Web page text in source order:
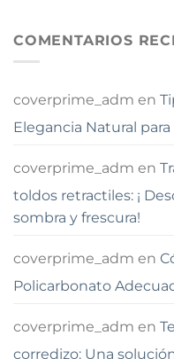
COMENTARIOS
coverprime_adm en
Elegancia Natural
coverprime_adm en
toldos retractiles: ¡
sombra y frescura!
coverprime_adm en
Policarbonato
coverprime_adm en
corredizo: Una